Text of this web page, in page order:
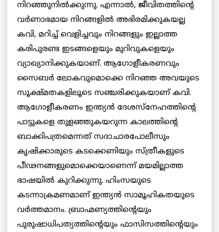
നിറഞ്ഞുനില്‍ക്കുന്നു. എന്നാല്‍, ജീവിതത്തിന്റെ
വര്‍ണാഭമായ നിറങ്ങളില്‍ അഭിരമിക്കുകയല്ല
കവി, മറിച്ച് വെളിച്ചവും നിറങ്ങളും ഇല്ലാത്ത
കരിപുരണ്ട ഇടങ്ങളെയും മുറിവുകളെയും
വ്യാഖ്യാനിക്കുകയാണ്. ആഗോളീകരണവും
സൈബര്‍ ലോകവുമൊക്കെ നിറഞ്ഞ അവയുടെ
സൂക്ഷ്മതകളിലൂടെ സഞ്ചരിക്കുകയാണ് കവി.
ആഗോളീകരണം ഇന്ത്യന്‍ ദേശസ്‌നേഹത്തിന്റെ
പാട്ടുകളെ തുളഞ്ഞുകയറുന്ന കാലത്തിന്റെ
ബാക്കിപത്രമെന്നത് സദാചാരപോലീസും
കൃഷിക്കാരുടെ കടക്കെണിയും സ്ത്രീകളുടെ
പീഢനങ്ങളുമൊക്കെയാണെന്ന് മയമില്ലാത്ത
ഭാഷയില്‍ കുറിക്കുന്നു. ഹിംസയുടെ
കടന്നാക്രമണമാണ് ഇന്ത്യന്‍ സാമൂഹികതയുടെ
വര്‍ത്തമാനം. ബ്രാഹ്മണ്യത്തിന്റെയും
പുരുഷാധിപത്യത്തിന്റെയും ഫാസിസത്തിന്റെയും